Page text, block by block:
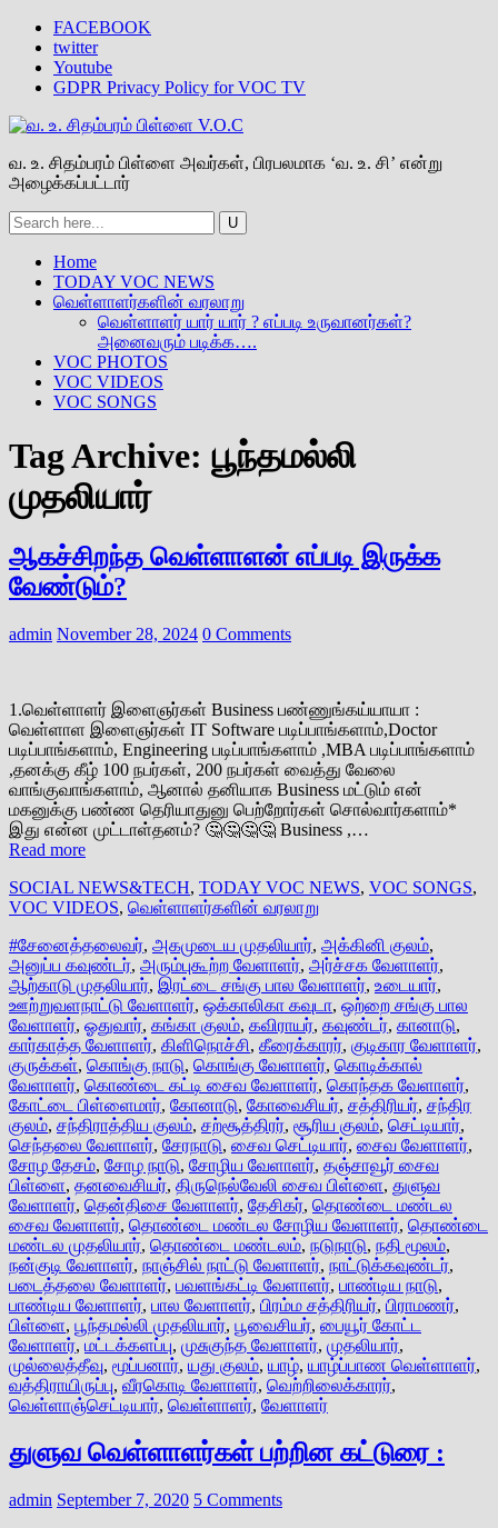
FACEBOOK
twitter
Youtube
GDPR Privacy Policy for VOC TV
வ. உ. சிதம்பரம் பிள்ளை அவர்கள், பிரபலமாக ‘வ. உ. சி’ என்று
அழைக்கப்பட்டார்
Home
TODAY VOC NEWS
வெள்ளாளர்களின் வரலாறு
வெள்ளாளர் யார் யார் ? எப்படி உருவானர்கள்?
அனைவரும் படிக்க….
VOC PHOTOS
VOC VIDEOS
VOC SONGS
Tag Archive: பூந்தமல்லி
முதலியார்
ஆகச்சிறந்த வெள்ளாளன் எப்படி இருக்க
வேண்டும்?
admin November 28, 2024 0 Comments
1.வெள்ளாளர் இளைஞர்கள் Business பண்ணுங்கய்யாயா :
வெள்ளாள இளைஞர்கள் IT Software படிப்பாங்களாம்,Doctor
படிப்பாங்களாம், Engineering படிப்பாங்களாம் ,MBA படிப்பாங்களாம்
,தனக்கு கீழ் 100 நபர்கள், 200 நபர்கள் வைத்து வேலை
வாங்குவாங்களாம், ஆனால் தனியாக Business மட்டும் என்
மகனுக்கு பண்ண தெரியாதுனு பெற்றோர்கள் சொல்வார்களாம்*
இது என்ன முட்டாள்தனம்? 🤔🤔🤔🤔 Business ,…
Read more
SOCIAL NEWS&TECH, TODAY VOC NEWS, VOC SONGS,
VOC VIDEOS, வெள்ளாளர்களின் வரலாறு
#சேனைத்தலைவர், அகமுடைய முதலியார், அக்கினி குலம்,
அனுப்ப கவுண்டர், அரும்புகூற்ற வேளாளர், அர்ச்சக வேளாளர்,
ஆற்காடு முதலியார், இரட்டை சங்கு பால வேளாளர், உடையார்,
ஊற்றுவளநாட்டு வேளாளர், ஒக்காலிகா கவுடா, ஒற்றை சங்கு பால
வேளாளர், ஓதுவார், கங்கா குலம், கவிராயர், கவுண்டர், கானாடு,
கார்காத்த வேளாளர், கிளிநொச்சி, கீரைக்காரர், குடிகார வேளாளர்,
குருக்கள், கொங்கு நாடு, கொங்கு வேளாளர், கொடிக்கால்
வேளாளர், கொண்டை கட்டி சைவ வேளாளர், கொந்தக வேளாளர்,
கோட்டை பிள்ளைமார், கோனாடு, கோவைசியர், சத்திரியர், சந்திர
குலம், சந்திராத்திய குலம், சற்சூத்திரர், சூரிய குலம், செட்டியார்,
செந்தலை வேளாளர், சேரநாடு, சைவ செட்டியார், சைவ வேளாளர்,
சோழ தேசம், சோழ நாடு, சோழிய வேளாளர், தஞ்சாவூர் சைவ
பிள்ளை, தனவைசியர், திருநெல்வேலி சைவ பிள்ளை, துளுவ
வேளாளர், தென்திசை வேளாளர், தேசிகர், தொண்டை மண்டல
சைவ வேளாளர், தொண்டை மண்டல சோழிய வேளாளர், தொண்டை
மண்டல முதலியார், தொண்டை மண்டலம், நடுநாடு, நதி மூலம்,
நன்குடி வேளாளர், நாஞ்சில் நாட்டு வேளாளர், நாட்டுக்கவுண்டர்,
படைத்தலை வேளாளர், பவளங்கட்டி வேளாளர், பாண்டிய நாடு,
பாண்டிய வேளாளர், பால வேளாளர், பிரம்ம சத்திரியர், பிராமணர்,
பிள்ளை, பூந்தமல்லி முதலியார், பூவைசியர், பையூர் கோட்ட
வேளாளர், மட்டக்களப்பு, முசுகுந்த வேளாளர், முதலியார்,
முல்லைத்தீவு, மூப்பனார், யது குலம், யாழ், யாழ்ப்பாண வெள்ளாளர்,
வத்திராயிருப்பு, வீரகொடி வேளாளர், வெற்றிலைக்காரர்,
வெள்ளாஞ்செட்டியார், வெள்ளாளர், வேளாளர்
துளுவ வெள்ளாளர்கள் பற்றின கட்டுரை :
admin September 7, 2020 5 Comments